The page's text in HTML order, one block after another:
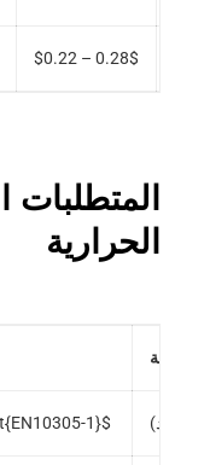
$0.22 – 0.28$
المتطلبات
الحرارية
1}$ البرد)